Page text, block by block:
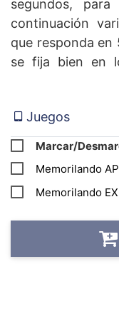
segundos,
continuación
que responda en
se fija bien en
Requisitos
Instalar la
con sistema
Si durante el
WhatsApp
a través
Juegos
Marcar/
Memorilando
Memorilando